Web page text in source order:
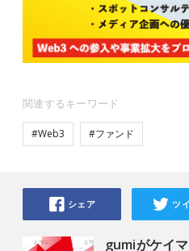
関連するキーワード
#Web3 #ファンド
gumiがケイ
シェア ツ